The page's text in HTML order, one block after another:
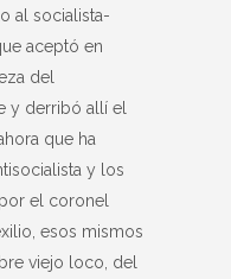
al socialista-
aceptó en
del
y derribó allí el
que ha
y los
el coronel
esos mismos
viejo loco, del